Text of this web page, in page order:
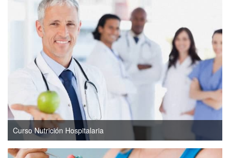
Curso Nutrición Hospitalaria